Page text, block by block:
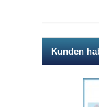
Kunden